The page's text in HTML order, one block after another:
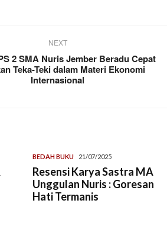
NEXT
2 SMA Nuris Jember Beradu Cepat
Teka-Teki dalam Materi Ekonomi
Internasional
BEDAH BUKU 21/07/2025
Resensi Karya Sastra MA
Unggulan Nuris : Goresan
Hati Termanis